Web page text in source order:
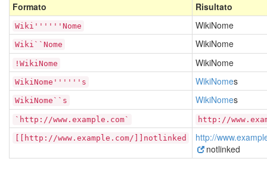
Formato Risultato
Wiki''''''Nome WikiNome
Wiki``Nome WikiNome
!WikiNome WikiNome
WikiNome''''''s WikiNomes
WikiNome``s WikiNomes
`http://www.example.com` http://
[[http://www.example.com/]]notlinked
http://
notlinked